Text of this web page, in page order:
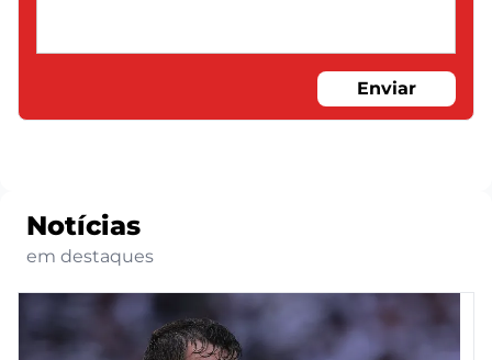
Enviar
Notícias
em destaques